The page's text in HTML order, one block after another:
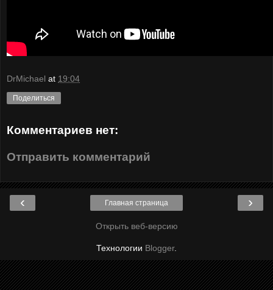
DrMichael at 19:04
Поделиться
Комментариев нет:
Отправить комментарий
‹ ›
Главная страница
Открыть веб-версию
Технологии Blogger.